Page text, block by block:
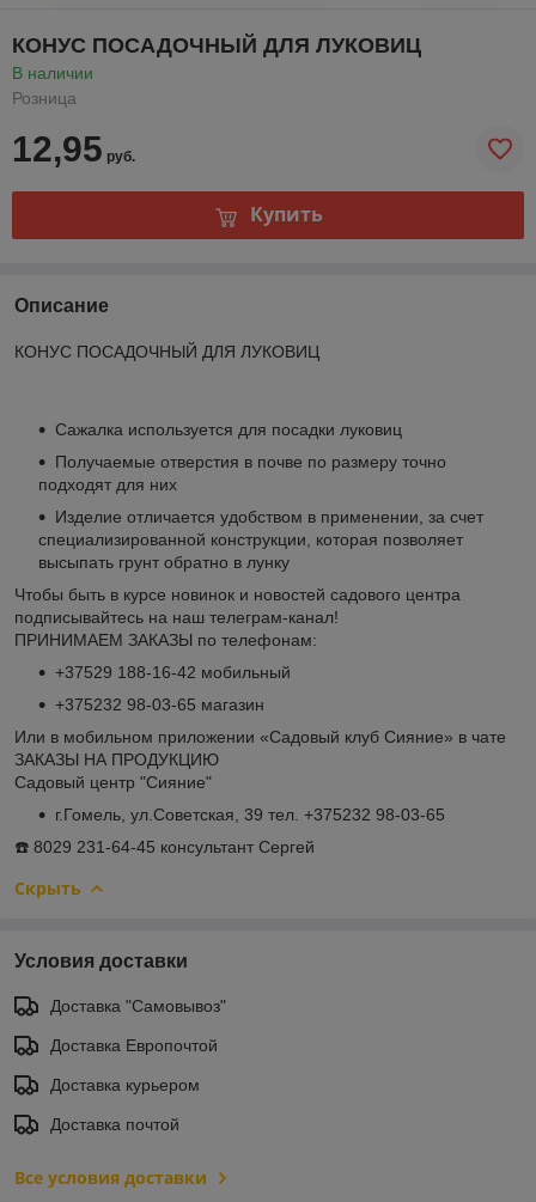
КОНУС ПОСАДОЧНЫЙ ДЛЯ ЛУКОВИЦ
В наличии
Розница
12,95 руб.
Купить
Описание
КОНУС ПОСАДОЧНЫЙ ДЛЯ ЛУКОВИЦ
Сажалка используется для посадки луковиц
Получаемые отверстия в почве по размеру точно
подходят для них
Изделие отличается удобством в применении, за счет
специализированной конструкции, которая позволяет
высыпать грунт обратно в лунку
Чтобы быть в курсе новинок и новостей садового центра
подписывайтесь на наш телеграм-канал!
ПРИНИМАЕМ ЗАКАЗЫ по телефонам:
+37529 188-16-42 мобильный
+375232 98-03-65 магазин
Или в мобильном приложении «Садовый клуб Сияние» в чате
ЗАКАЗЫ НА ПРОДУКЦИЮ
Садовый центр "Сияние"
г.Гомель, ул.Советская, 39 тел. +375232 98-03-65
☎️ 8029 231-64-45 консультант Сергей
Скрыть
Условия доставки
Доставка "Самовывоз"
Доставка Европочтой
Доставка курьером
Доставка почтой
Все условия доставки